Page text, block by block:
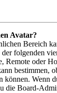
Avatar?
Bereich
der folgenden
Remote oder
bestimmen,
können. Wenn
die Board-